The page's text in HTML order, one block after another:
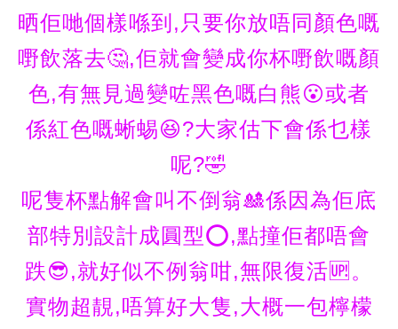
晒佢哋個樣喺到,只要你放唔同顏色嘅
嘢飲落去🤔,佢就會變成你杯嘢飲嘅顏
色,有無見過變咗黑色嘅白熊😮或者
係紅色嘅蜥蜴😆?大家估下會係乜樣
呢?🤣
呢隻杯點解會叫不倒翁🎎係因為佢底
部特別設計成圓型⭕,點撞佢都唔會
跌😎,就好似不例翁咁,無限復活🆙。
實物超靚,唔算好大隻,大概一包檸檬